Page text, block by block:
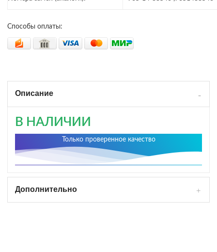
Способы оплаты:
Описание
В НАЛИЧИИ
Только проверенное качество
Дополнительно